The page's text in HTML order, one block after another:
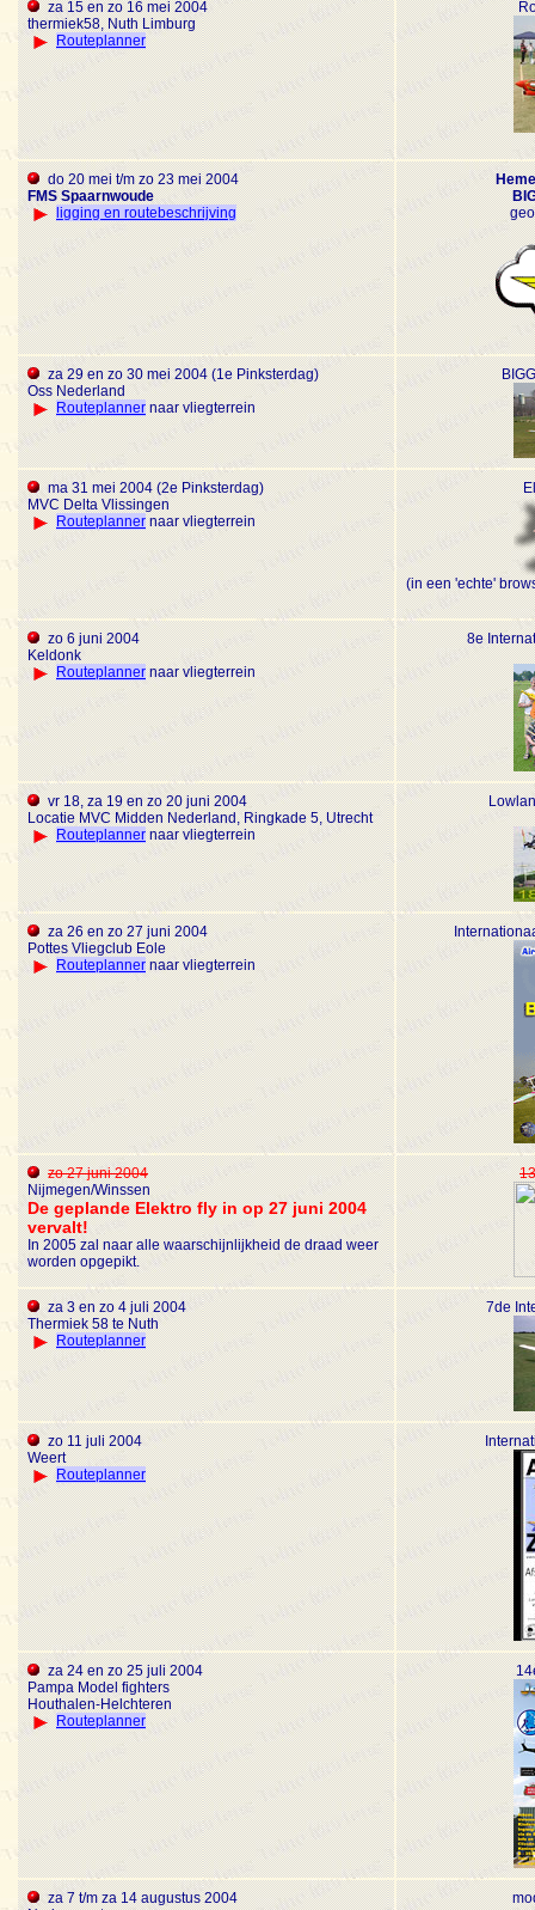
za 15 en zo 16 mei 2004
thermiek58, Nuth Limburg
Routeplanner
do 20 mei t/m zo 23 mei 2004
FMS Spaarnwoude
ligging en routebeschrijving
za 29 en zo 30 mei 2004 (1e Pinksterdag)
Oss Nederland
Routeplannernaar vliegterrein
ma 31 mei 2004 (2e Pinksterdag)
MVC Delta Vlissingen
Routeplannernaar vliegterrein
(in een 'echte'
zo 6 juni 2004
Keldonk
Routeplannernaar vliegterrein
8e
vr 18, za 19 en zo 20 juni 2004
Locatie MVC Midden Nederland, Ringkade 5, Utrecht
Routeplannernaar vliegterrein
za 26 en zo 27 juni 2004
Pottes Vliegclub Eole
Routeplannernaar vliegterrein
zo 27 juni 2004
Nijmegen/Winssen
De geplande Elektro fly in op 27 juni 2004
vervalt!
In 2005 zal naar alle waarschijnlijkheid de draad weer
worden opgepikt.
za 3 en zo 4 juli 2004
Thermiek 58 te Nuth
Routeplanner
7de
zo 11 juli 2004
Weert
Routeplanner
za 24 en zo 25 juli 2004
Pampa Model fighters
Houthalen-Helchteren
Routeplanner
za 7 t/m za 14 augustus 2004